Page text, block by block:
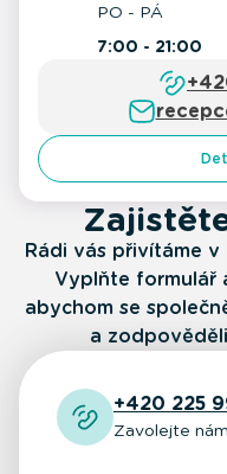
PO - PÁ
7:00 - 21:00
Rádi vás přivítáme
Vyplňte formulář
abychom se
a
+420 225
Zavolejte nám